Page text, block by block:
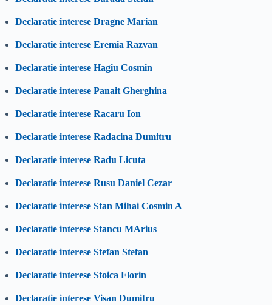
Declaratie interese Dragne Marian
Declaratie interese Eremia Razvan
Declaratie interese Hagiu Cosmin
Declaratie interese Panait Gherghina
Declaratie interese Racaru Ion
Declaratie interese Radacina Dumitru
Declaratie interese Radu Licuta
Declaratie interese Rusu Daniel Cezar
Declaratie interese Stan Mihai Cosmin A
Declaratie interese Stancu MArius
Declaratie interese Stefan Stefan
Declaratie interese Stoica Florin
Declaratie interese Visan Dumitru